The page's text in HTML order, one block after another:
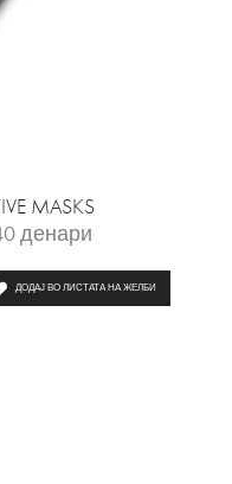
MASKS
денари
ДОДАЈ ВО ЛИСТАТА НА ЖЕЛБИ